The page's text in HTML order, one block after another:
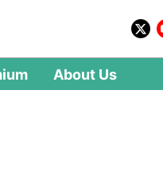
About Us